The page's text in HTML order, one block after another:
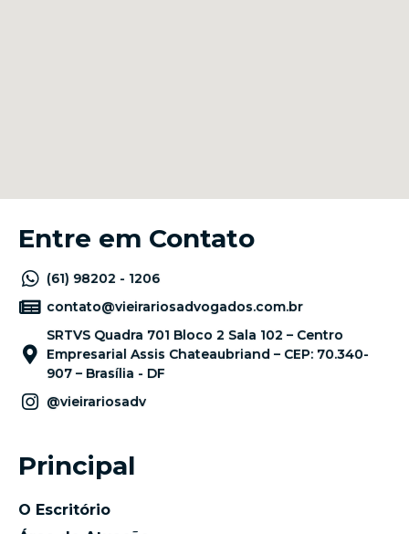
Entre em Contato
(61) 98202 - 1206
contato@vieirariosadvogados.com.br
SRTVS Quadra 701 Bloco 2 Sala 102 – Centro
Empresarial Assis Chateaubriand – CEP: 70.340-
907 – Brasília - DF
@vieirariosadv
Principal
O Escritório